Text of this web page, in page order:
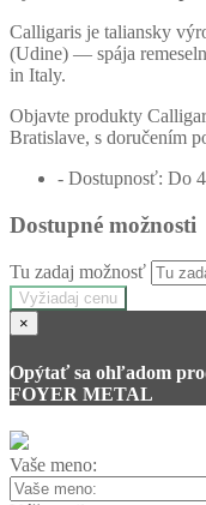
Calligaris je taliansky
(Udine) — spája
in Italy.
Objavte produkty
Bratislave, s doručením
- Dostupnosť: Do
Dostupné možnosti
Tu zadaj možnosť
Vyžiadaj cenu
×
Opýtať sa ohľadom
FOYER METAL
Vaše meno: